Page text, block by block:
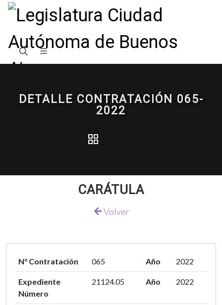
DETALLE CONTRATACIÓN 065-
2022
CARÁTULA
Volver
N° Contratación 065 Año 2022
Expediente
Número
21124.05 Año 2022